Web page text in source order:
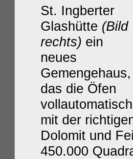
St. Ingberter
Glashütte (Bild
rechts) ein
neues
Gemengehaus,
das die Öfen
vollautomatisch
mit der
Dolomit und
450.000